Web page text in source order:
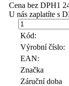
Cena bez DPH1
U nás zaplatíte s
Kód:
Výrobní číslo:
EAN:
Značka
Záruční doba